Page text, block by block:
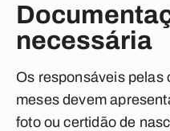
necessária
Os responsáveis pelas
meses devem
foto ou certidão de